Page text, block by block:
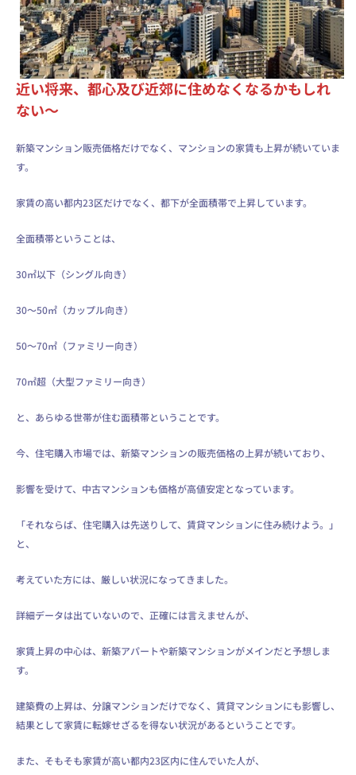
近い将来、都心及び近郊に住めなくなるかもしれ
ない～
新築マンション販売価格だけでなく、マンションの家賃も上昇が続いていま
す。
家賃の高い都内23区だけでなく、都下が全面積帯で上昇しています。
全面積帯ということは、
30㎡以下（シングル向き）
30～50㎡（カップル向き）
50～70㎡（ファミリー向き）
70㎡超（大型ファミリー向き）
と、あらゆる世帯が住む面積帯ということです。
今、住宅購入市場では、新築マンションの販売価格の上昇が続いており、
影響を受けて、中古マンションも価格が高値安定となっています。
「それならば、住宅購入は先送りして、賃貸マンションに住み続けよう。」
と、
考えていた方には、厳しい状況になってきました。
詳細データは出ていないので、正確には言えませんが、
家賃上昇の中心は、新築アパートや新築マンションがメインだと予想しま
す。
建築費の上昇は、分譲マンションだけでなく、賃貸マンションにも影響し、
結果として家賃に転嫁せざるを得ない状況があるということです。
また、そもそも家賃が高い都内23区内に住んでいた人が、